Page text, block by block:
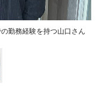
勤務経験を持つ山口さん